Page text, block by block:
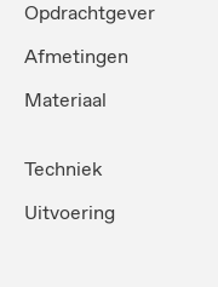
Opdrachtgever
Afmetingen
Materiaal
Techniek
Uitvoering